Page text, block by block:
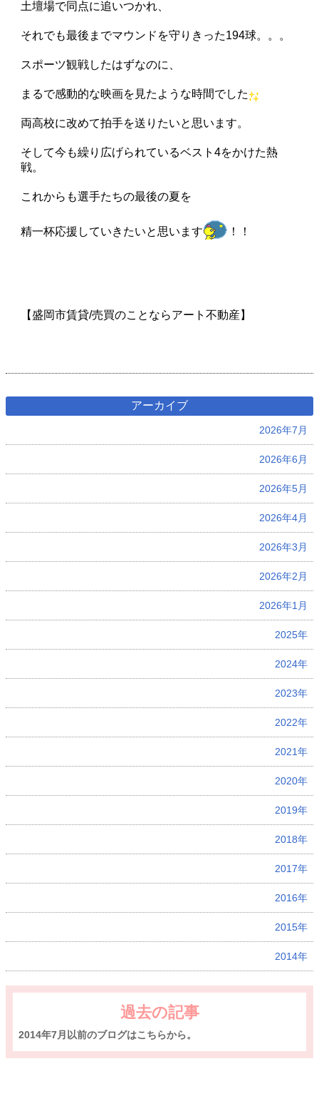
土壇場で同点に追いつかれ、
それでも最後までマウンドを守りきった194球。。。
スポーツ観戦したはずなのに、
まるで感動的な映画を見たような時間でした
両高校に改めて拍手を送りたいと思います。
そして今も繰り広げられているベスト4をかけた熱
戦。
これからも選手たちの最後の夏を
精一杯応援していきたいと思います ！！
【盛岡市賃貸/売買のことならアート不動産】
アーカイブ
2026年7月
2026年6月
2026年5月
2026年4月
2026年3月
2026年2月
2026年1月
2025年
2024年
2023年
2022年
2021年
2020年
2019年
2018年
2017年
2016年
2015年
2014年
過去の記事
2014年7月以前のブログはこちらから。